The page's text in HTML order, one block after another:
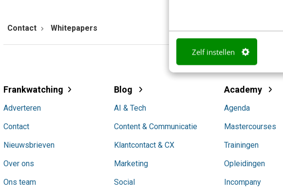
Zelf instellen
Contact Whitepapers
Frankwatching
Adverteren
Contact
Nieuwsbrieven
Over ons
Ons team
Blog
AI & Tech
Content & Communicatie
Klantcontact & CX
Marketing
Social
Academy
Agenda
Mastercourses
Trainingen
Opleidingen
Incompany